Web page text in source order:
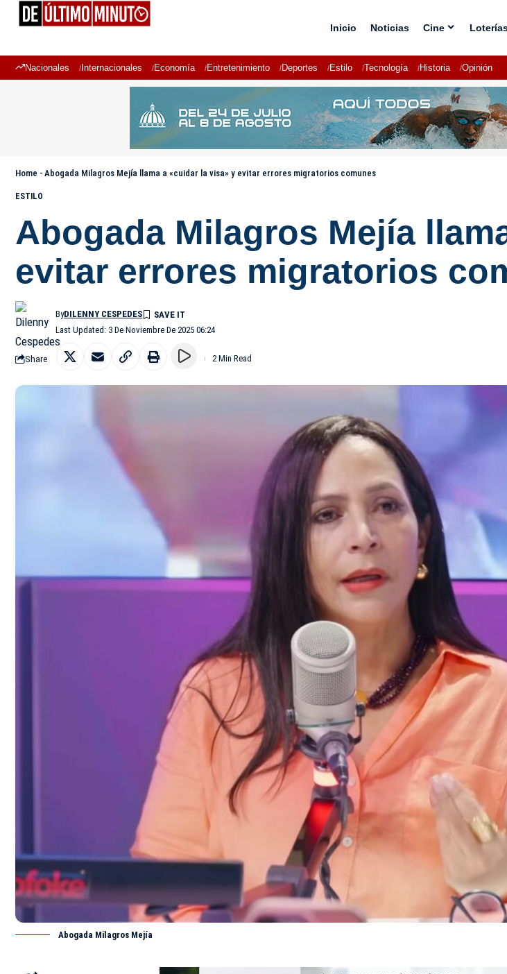
Inicio Noticias Cine
Nacionales Internacionales Economía Entretenimiento Deportes Estilo Tecnología Historia Opinión
Home - Abogada Milagros Mejía llama a «cuidar la visa» y evitar errores migratorios comunes
ESTILO
Abogada Milagros Mejía
evitar errores migratorios
Last Updated: 3 De Noviembre De 2025 06:24
ByDILENNY CESPEDES
Share 2 Min Read
Abogada Milagros Mejía